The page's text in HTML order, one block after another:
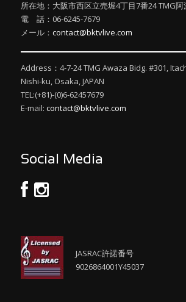
所在地：大阪市西区立売堀4丁目7番24 TMG
電 話：06-6245-7679
メール： contact@bktvlive.com
Address：4-7-24 TMG Awaza Bidg. #301,
Nishi-ku, Osaka, JAPAN
TEL:(+81)-(0)6-62457679
E-mail: contact@bktvlive.com
Social Media
JASRAC許諾番号
9026864001Y45037